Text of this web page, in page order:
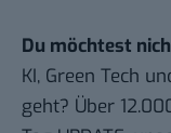
Du möchtest
KI, Green Tech
geht? Über